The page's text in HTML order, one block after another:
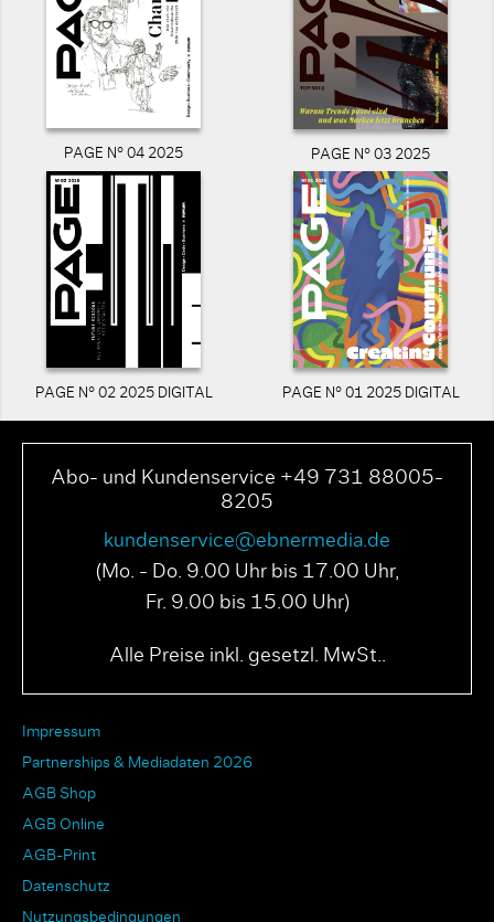
PAGE N° 04 2025 PAGE N° 03 2025
PAGE N° 02 2025 DIGITAL PAGE N° 01 2025 DIGITAL
Abo- und Kundenservice +49 731 88005-
8205
kundenservice@ebnermedia.de
(Mo. - Do. 9.00 Uhr bis 17.00 Uhr,
Fr. 9.00 bis 15.00 Uhr)
Alle Preise inkl. gesetzl. MwSt..
Impressum
Partnerships & Mediadaten 2026
AGB Shop
AGB Online
AGB-Print
Datenschutz
Nutzungsbedingungen